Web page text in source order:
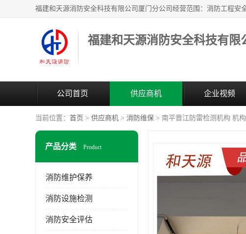
公司首页 供应商机 企业视频
当前位置： 首页 > 供应商机 > 消防维保 > 南平晋江防雷检测机构 机构
产品分类 Product
消防维护保养
消防设施检测
消防安全评估